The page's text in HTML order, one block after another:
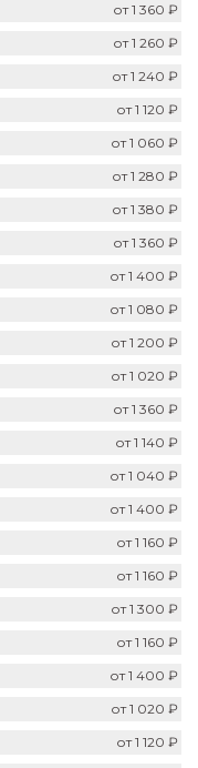
от 1 360 ₽
от 1 260 ₽
от 1 240 ₽
от 1 120 ₽
от 1 060 ₽
от 1 280 ₽
от 1 380 ₽
от 1 360 ₽
от 1 400 ₽
от 1 080 ₽
от 1 200 ₽
от 1 020 ₽
от 1 360 ₽
от 1 140 ₽
от 1 040 ₽
от 1 400 ₽
от 1 160 ₽
от 1 160 ₽
от 1 300 ₽
от 1 160 ₽
от 1 400 ₽
от 1 020 ₽
от 1 120 ₽